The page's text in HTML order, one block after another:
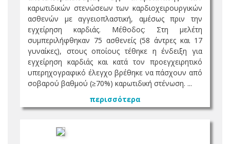
καρωτιδικών στενώσεων των καρδιοχειρουργικών
ασθενών με αγγειοπλαστική, αμέσως πριν την
εγχείρηση καρδιάς. Μέθοδος: Στη μελέτη
συμπεριλήφθηκαν 75 ασθενείς (58 άντρες και 17
γυναίκες), στους οποίους τέθηκε η ένδειξη για
εγχείρηση καρδιάς και κατά τον προεγχειρητικό
υπερηχογραφικό έλεγχο βρέθηκε να πάσχουν από
σοβαρού βαθμού (≥70%) καρωτιδική στένωση. ...
περισσότερα